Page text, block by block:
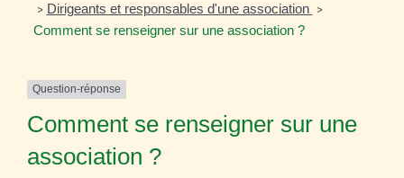
> Dirigeants et responsables d'une association >
Comment se renseigner sur une association ?
Question-réponse
Comment se renseigner sur une
association ?